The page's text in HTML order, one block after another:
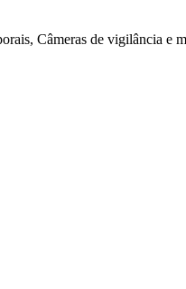
Câmeras de vigilância e